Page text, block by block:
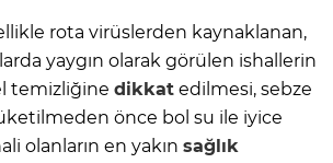
rota virüslerden kaynaklanan,
yaygın olarak görülen ishallerin
temizliğine dikkat edilmesi, sebze
önce bol su ile iyice
olanların en yakın sağlık